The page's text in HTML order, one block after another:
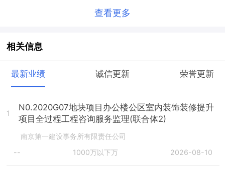
查看更多
相关信息
最新业绩 诚信更新 荣誉更新
1
N0.2020G07地块项目办公楼公区室内装饰装修提升
项目全过程工程咨询服务监理(联合体2)
南京第一建设事务所有限责任公司
--
1000万以下万 2026-08-10